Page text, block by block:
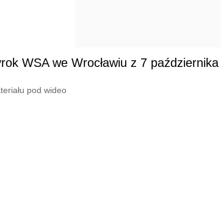
WSA we Wrocławiu z 7
pod wideo